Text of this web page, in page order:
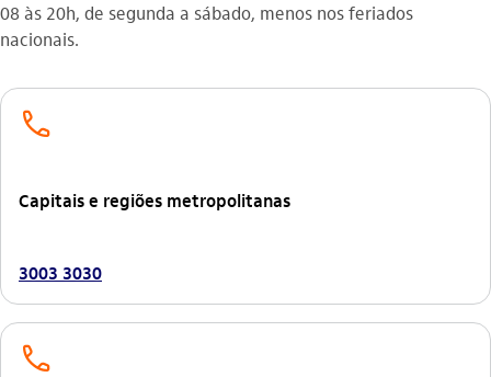
08 às 20h, de segunda a sábado, menos nos feriados
nacionais.
telefone_outline
Capitais e regiões metropolitanas
3003 3030
telefone_outline